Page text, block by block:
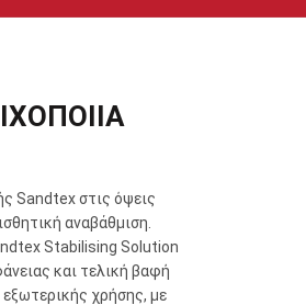
Sandtex στις όψεις
αναβάθμιση.
Stabilising Solution
και τελική βαφή
χρήσης, με